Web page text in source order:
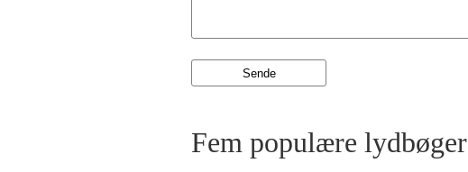
Fem populære lydbøger